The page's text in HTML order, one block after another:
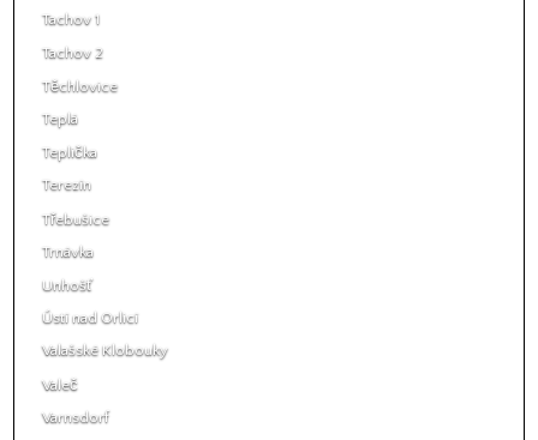
Tachov 1
Tachov 2
Těchlovice
Teplá
Teplička
Terezín
Třebušice
Trnávka
Unhošť
Ústí nad Orlicí
Valašské Klobouky
Valeč
Varnsdorf